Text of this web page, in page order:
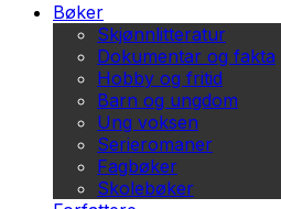
Bøker
Skjønnlitteratur
Dokumentar og fakta
Hobby og fritid
Barn og ungdom
Ung voksen
Serieromaner
Fagbøker
Skolebøker